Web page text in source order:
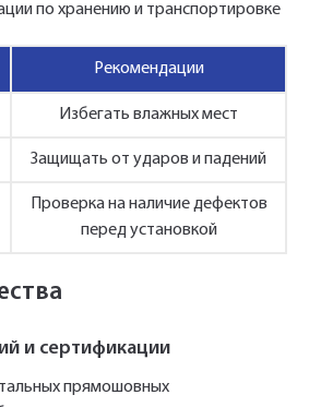
по хранению и транспортировке
Рекомендации
Избегать влажных мест
Защищать от ударов и падений
Проверка на наличие дефектов
перед установкой
и сертификации
прямошовных